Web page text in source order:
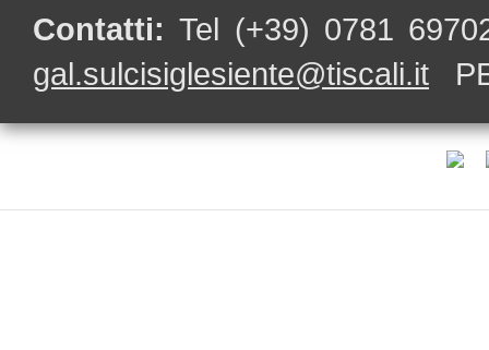
Contatti:Tel (+39) 0781
gal.sulcisiglesiente@tiscali.it